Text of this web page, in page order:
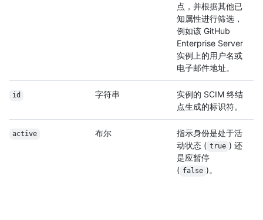
点，并根据其他已
知属性进行筛选，
例如该 GitHub
Enterprise Server
实例上的用户名或
电子邮件地址。
id 字符串
实例的 SCIM 终结
点生成的标识符。
active 布尔
指示身份是处于活
动状态 ( true ) 还
是应暂停
( false )。